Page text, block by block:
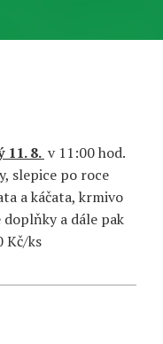
11. 8. v 11:00 hod.
slepice po roce
a káčata, krmivo
a dále pak
Kč/ks